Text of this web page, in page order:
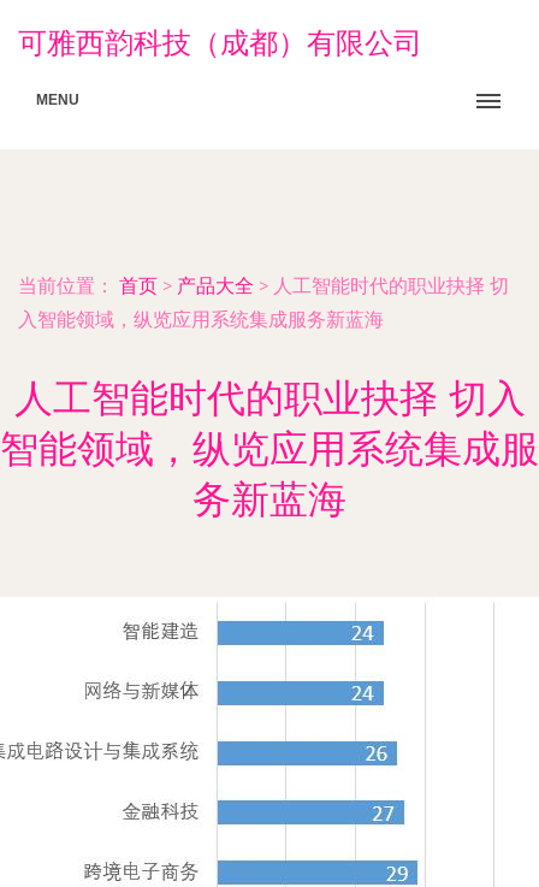
可雅西韵科技（成都）有限公司
MENU
当前位置： 首页 > 产品大全 > 人工智能时代的职业抉择 切
入智能领域，纵览应用系统集成服务新蓝海
人工智能时代的职业抉择 切入
智能领域，纵览应用系统集成服
务新蓝海